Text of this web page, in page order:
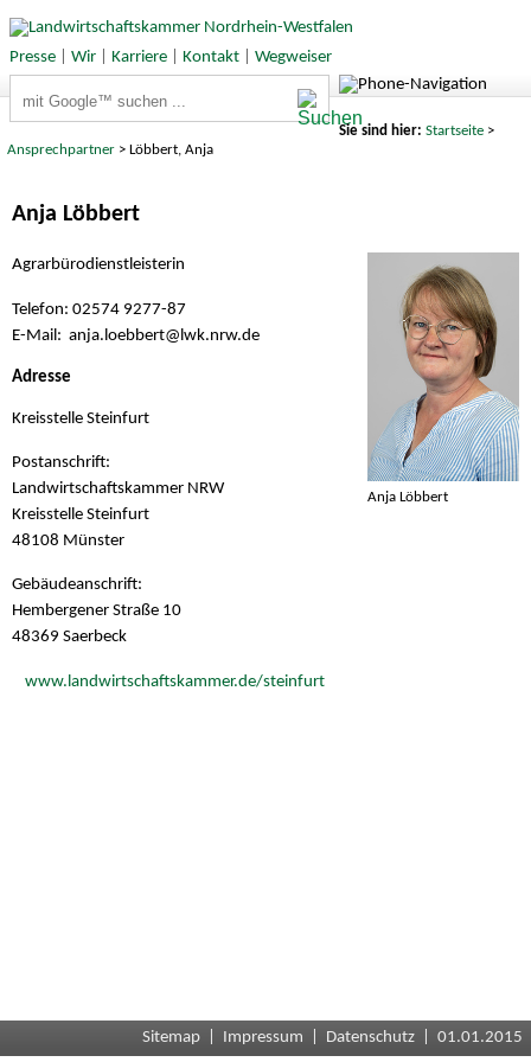
Presse| Wir| Karriere| Kontakt| Wegweiser
Sie sind hier: Startseite>
Ansprechpartner > Löbbert, Anja
Anja Löbbert
Anja Löbbert
Agrarbürodienstleisterin
Telefon: 02574 9277-87
E-Mail: anja.loebbert@ lwk.nrw.de
Adresse
Kreisstelle Steinfurt
Postanschrift:
Landwirtschaftskammer NRW
Kreisstelle Steinfurt
48108 Münster
Gebäudeanschrift:
Hembergener Straße 10
48369 Saerbeck
www.landwirtschaftskammer.de/steinfurt
Sitemap Impressum Datenschutz | 01.01.2015